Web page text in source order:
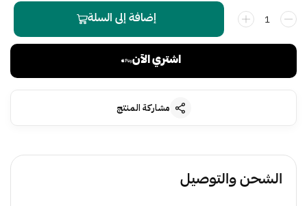
إضافة إلى السلة
اشتري الآن
مشاركة المنتج
الشحن والتوصيل